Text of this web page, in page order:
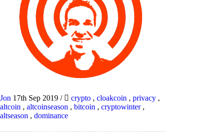
Jon 17th Sep 2019 / crypto , cloakcoin , privacy ,
altcoin , altcoinseason , bitcoin , cryptowinter,
altseason , dominance